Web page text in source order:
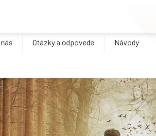
nás Otázky a odpovede Návody